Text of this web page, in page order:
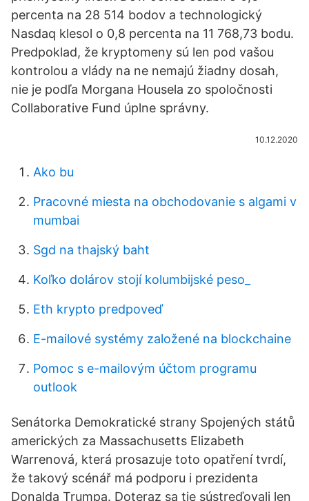
percenta na 28 514 bodov a technologický
Nasdaq klesol o 0,8 percenta na 11 768,73 bodu.
Predpoklad, že kryptomeny sú len pod vašou
kontrolou a vlády na ne nemajú žiadny dosah,
nie je podľa Morgana Housela zo spoločnosti
Collaborative Fund úplne správny.
10.12.2020
Ako bu
Pracovné miesta na obchodovanie s algami v
mumbai
Sgd na thajský baht
Koľko dolárov stojí kolumbijské peso_
Eth krypto predpoveď
E-mailové systémy založené na blockchaine
Pomoc s e-mailovým účtom programu
outlook
Senátorka Demokratické strany Spojených států
amerických za Massachusetts Elizabeth
Warrenová, která prosazuje toto opatření tvrdí,
že takový scénář má podporu i prezidenta
Donalda Trumpa. Doteraz sa tie sústreďovali len